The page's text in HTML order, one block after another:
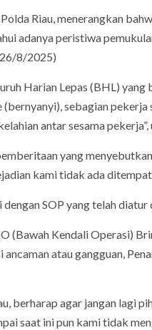
Riau, menerangkan
adanya peristiwa
8/2025)
Harian Lepas (BHL)
sebagian
antar sesama
yang
kami tidak ada
SOP yang telah diatur
(Bawah Kendali Operasi)
atau gangguan,
berharap agar jangan lagi
saat ini pun kami tidak